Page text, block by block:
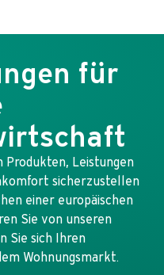
für
Produkten, Leistungen
sicherzustellen
einer europäischen
Sie von unseren
Sie sich Ihren
Wohnungsmarkt.